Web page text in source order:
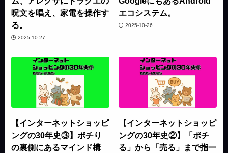
呪文を唱え、家電を操作す
る。
2025-10-27
エコシステム。
2025-10-26
【インターネットショッピ
ングの30年史③】ポチり
の裏側にあるマインド構
【インターネットショッピ
ングの30年史②】「ポチ
る」から「売る」まで指一